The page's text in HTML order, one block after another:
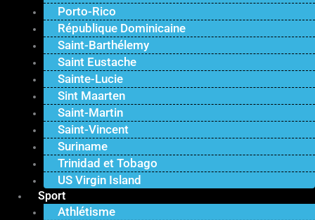
Porto-Rico
République Dominicaine
Saint-Barthélemy
Saint Eustache
Sainte-Lucie
Sint Maarten
Saint-Martin
Saint-Vincent
Suriname
Trinidad et Tobago
US Virgin Island
Sport
Athlétisme